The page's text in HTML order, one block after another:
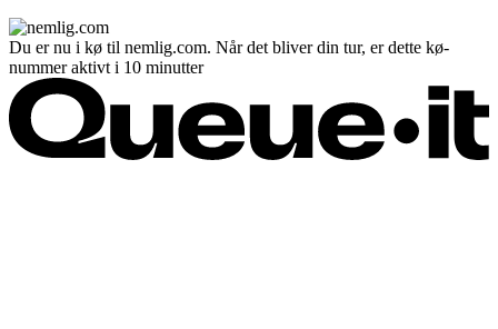
Du er nu i kø til nemlig.com. Når det bliver din tur, er dette kø-
nummer aktivt i 10 minutter